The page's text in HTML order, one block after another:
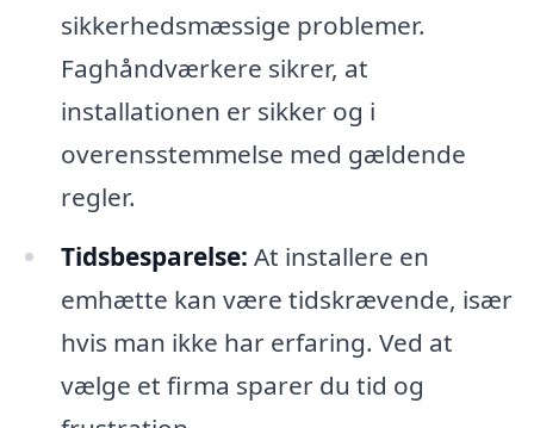
sikkerhedsmæssige problemer.
Faghåndværkere sikrer, at
installationen er sikker og i
overensstemmelse med gældende
regler.
Tidsbesparelse: At installere en
emhætte kan være tidskrævende, især
hvis man ikke har erfaring. Ved at
vælge et firma sparer du tid og